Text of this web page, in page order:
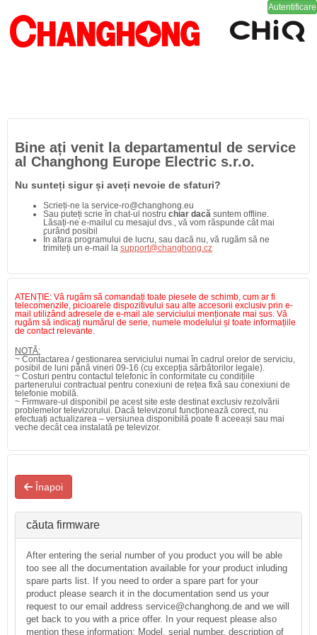
Autentificare
Bine ați venit la departamentul de service
al Changhong Europe Electric s.r.o.
Nu sunteți sigur și aveți nevoie de sfaturi?
Scrieți-ne la service-ro@changhong.eu
Sau puteți scrie în chat-ul nostru chiar dacă suntem offline.
Lăsați-ne e-mailul cu mesajul dvs., vă vom răspunde cât mai
curând posibil
În afara programului de lucru, sau dacă nu, vă rugăm să ne
trimiteți un e-mail la support@changhong.cz
ATENȚIE: Vă rugăm să comandați toate piesele de schimb, cum ar fi
telecomenzile, picioarele dispozitivului sau alte accesorii exclusiv prin e-
mail utilizând adresele de e-mail ale serviciului menționate mai sus. Vă
rugăm să indicați numărul de serie, numele modelului și toate informațiile
de contact relevante.
NOTĂ:
~ Contactarea / gestionarea serviciului numai în cadrul orelor de serviciu,
posibil de luni până vineri 09-16 (cu excepția sărbătorilor legale).
~ Costuri pentru contactul telefonic în conformitate cu condițiile
partenerului contractual pentru conexiuni de rețea fixă ​​sau conexiuni de
telefonie mobilă.
~ Firmware-ul disponibil pe acest site este destinat exclusiv rezolvării
problemelor televizorului. Dacă televizorul funcționează corect, nu
efectuați actualizarea – versiunea disponibilă poate fi aceeași sau mai
veche decât cea instalată pe televizor.
Înapoi
căuta firmware
After entering the serial number of you product you will be able
too see all the documentation available for your product inluding
spare parts list. If you need to order a spare part for your
product please search it in the documentation send us your
request to our email address service@changhong.de and we will
get back to you with a price offer. In your request please also
mention these information: Model, serial number, description of